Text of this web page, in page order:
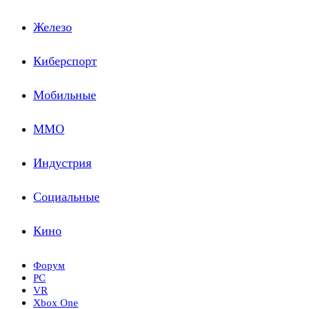
Железо
Киберспорт
Мобильные
ММО
Индустрия
Социальные
Кино
Форум
PC
VR
Xbox One